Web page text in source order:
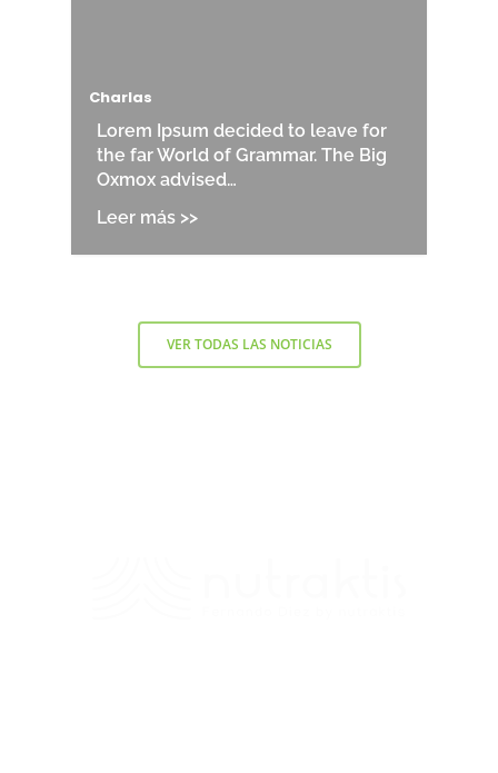
Charlas
Lorem Ipsum decided to leave for
the far World of Grammar. The Big
Oxmox advised…
VER TODAS LAS NOTICIAS